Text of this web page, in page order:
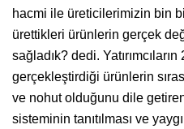
hacmi ile üreticilerimizin bin
ürettikleri ürünlerin gerçek
sağladık? dedi.
gerçekleştirdiği ürünlerin
ve nohut olduğunu dile
sisteminin tanıtılması ve